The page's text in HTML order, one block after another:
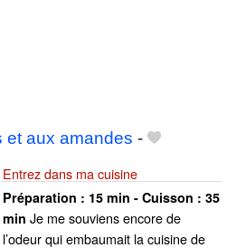
et aux amandes -
Entrez dans ma cuisine
Préparation : 15 min - Cuisson : 35
min Je me souviens encore de
l’odeur qui embaumait la cuisine de